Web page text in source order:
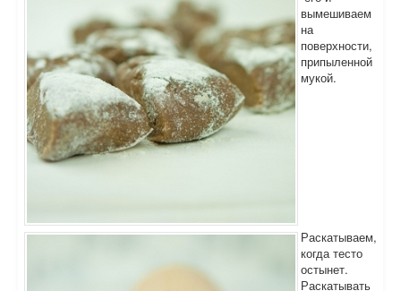
вымешиваем
на
поверхности,
припыленной
мукой.
Раскатываем,
когда тесто
остынет.
Раскатывать